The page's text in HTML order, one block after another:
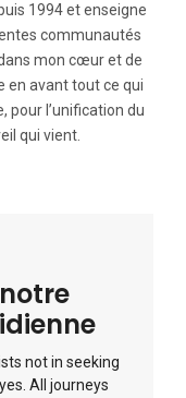
1994 et enseigne
communautés
mon cœur et de
en avant tout ce qui
pour l’unification du
qui vient.
not in seeking
All journeys